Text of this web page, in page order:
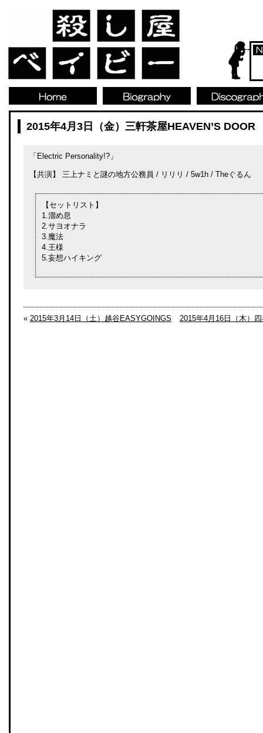
2015年4月3日（金）三軒茶屋HEAVEN’S DOOR
「Electric Personality!?」
【共演】 三上ナミと謎の地方公務員 / リリリ / 5w1h / Theぐるん
【セットリスト】
1.溜め息
2.サヨオナラ
3.魔法
4.王様
5.妄想ハイキング
« 2015年3月14日（土）越谷EASYGOINGS 2015年4月16日（木）